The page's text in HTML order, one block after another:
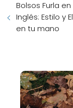
Bolsos Furla
Inglés: Estilo y
en tu mano